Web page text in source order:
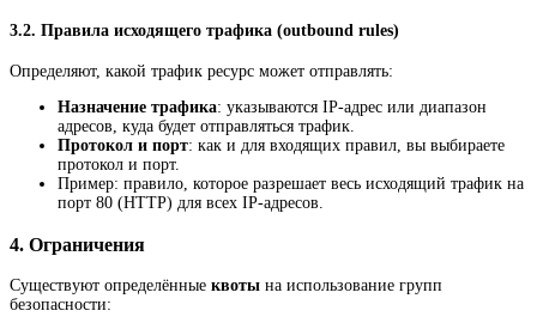
3.2. Правила исходящего трафика (outbound rules)
Определяют, какой трафик ресурс может отправлять:
Назначение трафика: указываются IP-адрес или диапазон
адресов, куда будет отправляться трафик.
Протокол и порт: как и для входящих правил, вы выбираете
протокол и порт.
Пример: правило, которое разрешает весь исходящий трафик на
порт 80 (HTTP) для всех IP-адресов.
4. Ограничения
Существуют определённые квоты на использование групп
безопасности: